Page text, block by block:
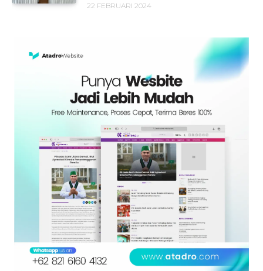
22 FEBRUARI 2024